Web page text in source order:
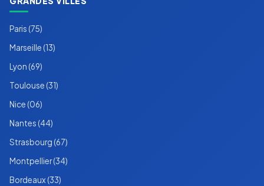
Paris (75)
Marseille (13)
Lyon (69)
Toulouse (31)
Nice (06)
Nantes (44)
Strasbourg (67)
Montpellier (34)
Bordeaux (33)